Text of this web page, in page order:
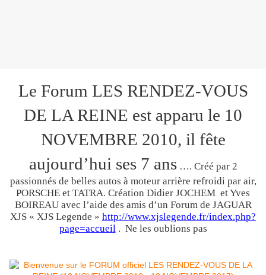
Le Forum LES RENDEZ-VOUS
DE LA REINE est apparu le 10
NOVEMBRE 2010, il fête
aujourd’hui ses 7 ans …. Créé par 2
passionnés de belles autos à moteur arrière refroidi par air,
PORSCHE et TATRA. Création Didier JOCHEM et Yves
BOIREAU avec l’aide des amis d’un Forum de JAGUAR
XJS « XJS Legende » http://www.xjslegende.fr/index.php?
page=accueil. Ne les oublions pas